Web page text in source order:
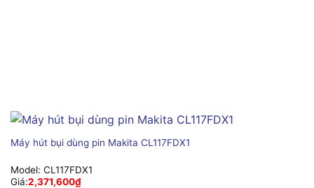
Máy hút bụi dùng pin Makita CL117FDX1
Model: CL117FDX1
Giá:2,371,600₫